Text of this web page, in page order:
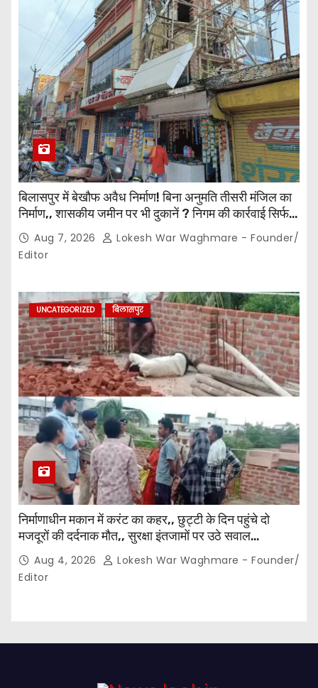
बिलासपुर में बेखौफ अवैध निर्माण! बिना अनुमति तीसरी मंजिल का
निर्माण,, शासकीय जमीन पर भी दुकानें ? निगम की कार्रवाई सिर्फ
नोटिस तक सीमित? मुख्य मार्ग पर नियमों की खुलेआम अनदेखी,
जिम्मेदार अधिकारियों की कार्यप्रणाली पर उठे सवाल…
Aug 7, 2026
Lokesh War Waghmare - Founder/
Editor
UNCATEGORIZED बिलासपुर
निर्माणाधीन मकान में करंट का कहर,, छुट्टी के दिन पहुंचे दो
मजदूरों की दर्दनाक मौत,, सुरक्षा इंतजामों पर उठे सवाल…
Aug 4, 2026
Lokesh War Waghmare - Founder/
Editor